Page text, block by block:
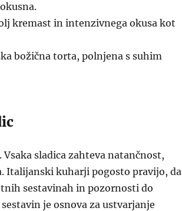
kremast in intenzivnega okusa kot
božična torta, polnjena s suhim
sladica zahteva natančnost,
Italijanski kuharji pogosto pravijo, da
sestavinah in pozornosti do
je osnova za ustvarjanje